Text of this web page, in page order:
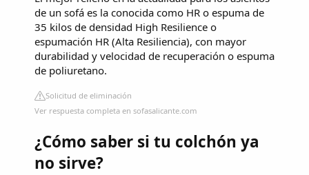
de un sofá es la conocida como HR o espuma de
35 kilos de densidad High Resilience o
espumación HR (Alta Resiliencia), con mayor
durabilidad y velocidad de recuperación o espuma
de poliuretano.
Solicitud de eliminación
Ver respuesta completa en sofasalicante.com
¿Cómo saber si tu colchón ya
no sirve?